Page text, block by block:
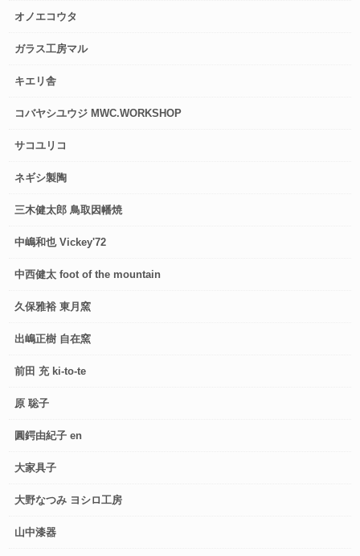
オノエコウタ
ガラス工房マル
キエリ舎
コバヤシユウジ MWC.WORKSHOP
サコユリコ
ネギシ製陶
三木健太郎 鳥取因幡焼
中嶋和也 Vickey'72
中西健太 foot of the mountain
久保雅裕 東月窯
出嶋正樹 自在窯
前田 充 ki-to-te
原 聡子
圓鍔由紀子 en
大家具子
大野なつみ ヨシロ工房
山中漆器